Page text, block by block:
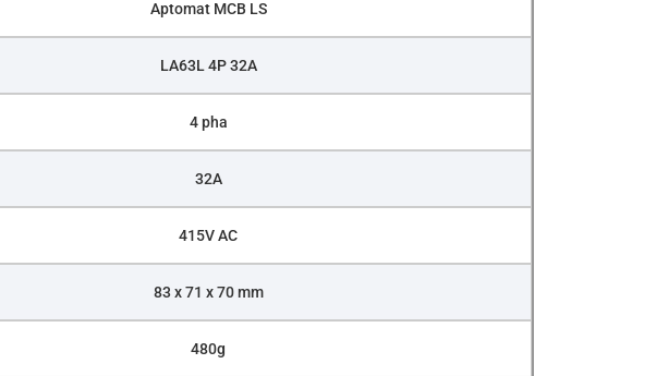
Aptomat MCB LS
LA63L 4P 32A
4 pha
32A
415V AC
83 x 71 x 70 mm
480g